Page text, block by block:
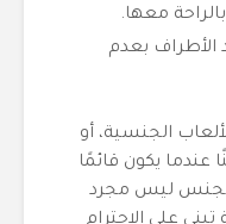
معها.
الأطراف بعدم
الجنسية، أو
عندما يكون قائمًا
ليس مجرد